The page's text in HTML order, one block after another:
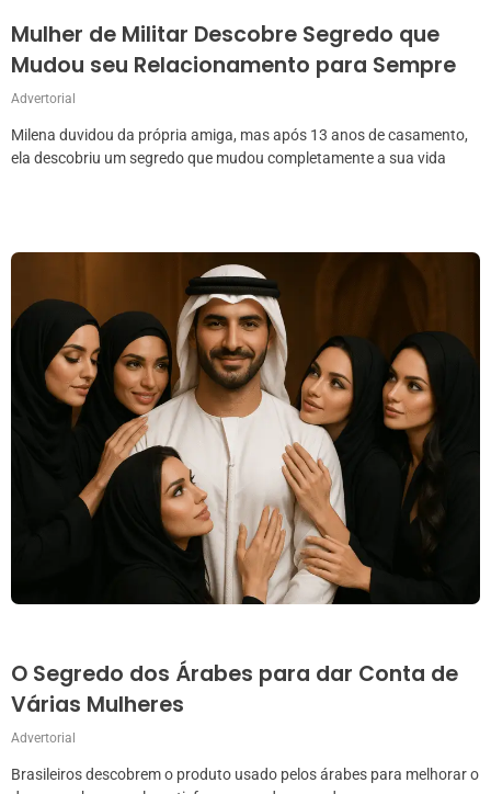
Mulher de Militar Descobre Segredo que
Mudou seu Relacionamento para Sempre
Advertorial
Milena duvidou da própria amiga, mas após 13 anos de casamento,
ela descobriu um segredo que mudou completamente a sua vida
O Segredo dos Árabes para dar Conta de
Várias Mulheres
Advertorial
Brasileiros descobrem o produto usado pelos árabes para melhorar o